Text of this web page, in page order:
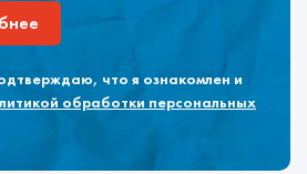
что я ознакомлен и
обработки персональных